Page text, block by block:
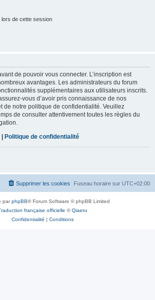
de cette session
de pouvoir vous connecter. L’inscription est
avantages. Les administrateurs du forum
supplémentaires aux utilisateurs inscrits.
vous d’avoir pris connaissance de nos
de notre politique de confidentialité. Veuillez
de consulter attentivement toutes les règles du
| Politique de confidentialité
Fuseau horaire sur UTC+02:00
Supprimer les cookies
parphpBB® Forum Software © phpBB Limited
française officielle ©Qiaeru
Confidentialité | Conditions